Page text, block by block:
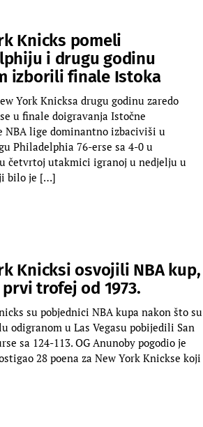
Knicks pomeli
i drugu godinu
izborili finale Istoka
York Knicksa drugu godinu zaredo
u finale doigravanja Istočne
NBA lige dominantno izbaciviši u
Philadelphia 76-erse sa 4-0 u
četvrtoj utakmici igranoj u nedjelju u
bilo je […]
Knicksi osvojili NBA kup,
trofej od 1973.
su pobjednici NBA kupa nakon što su
odigranom u Las Vegasu pobijedili San
sa 124-113. OG Anunoby pogodio je
28 poena za New York Knickse koji